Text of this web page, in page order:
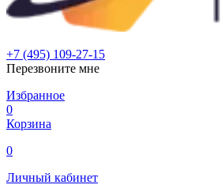
+7 (495) 109-27-15
Перезвоните мне
Избранное
0
Корзина
0
Личный кабинет